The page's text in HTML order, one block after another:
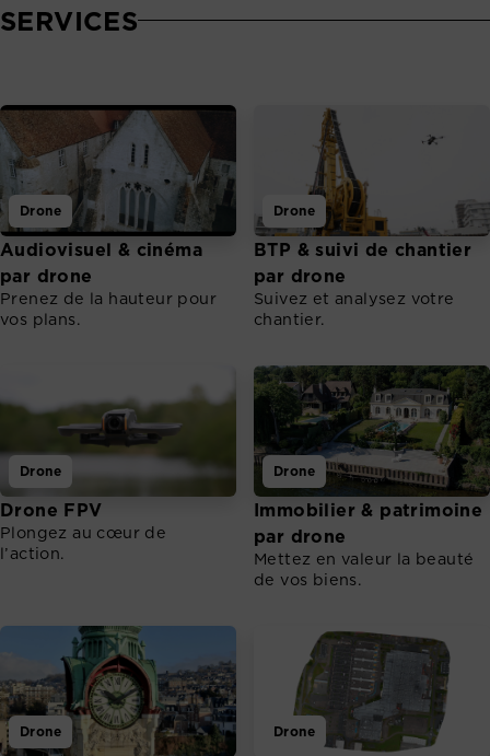
SERVICES
Drone
Audiovisuel & cinéma
par drone
Prenez de la hauteur pour
vos plans.
Drone
BTP & suivi de chantier
par drone
Suivez et analysez votre
chantier.
Drone
Drone FPV
Plongez au cœur de
l’action.
Drone
Immobilier & patrimoine
par drone
Mettez en valeur la beauté
de vos biens.
Drone Drone